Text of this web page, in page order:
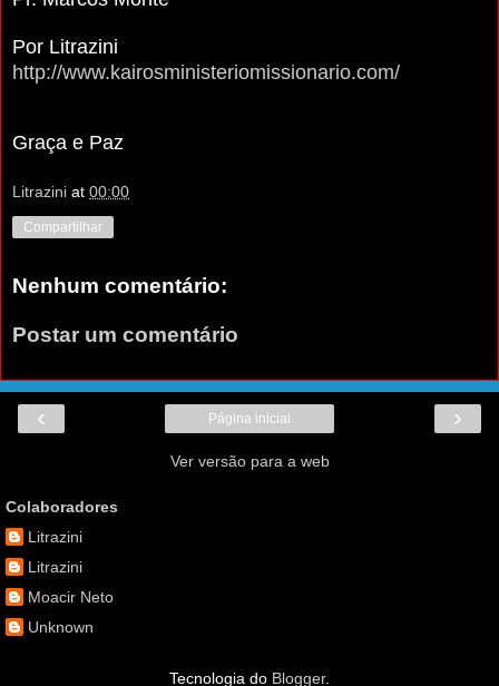
Por Litrazini
http://www.kairosministeriomissionario.com/
Graça e Paz
Litrazini at 00:00
Compartilhar
Nenhum comentário:
Postar um comentário
‹ ›
Página inicial
Ver versão para a web
Colaboradores
Litrazini
Litrazini
Moacir Neto
Unknown
Tecnologia do Blogger.